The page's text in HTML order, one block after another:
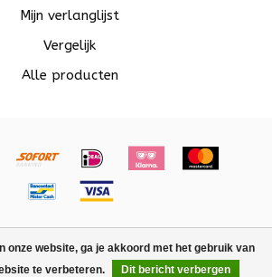
onze website, ga je akkoord met het gebruik van
te verbeteren.
Dit bericht verbergen
Mijn verlanglijst
Vergelijk
Alle producten
design
Dyvelopment